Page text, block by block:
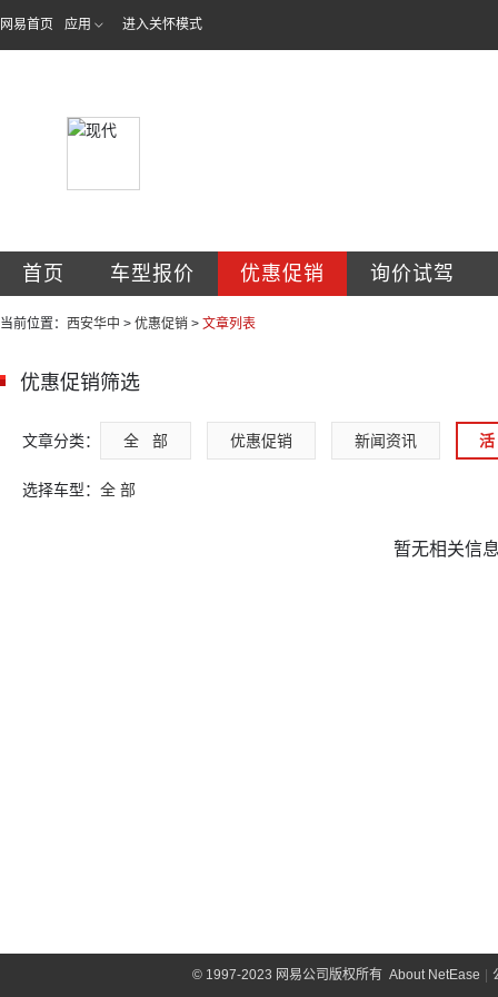
网易首页 应用 进入关怀模式
首页 车型报价 优惠促销 询价试驾
当前位置： 西安华中 > 优惠促销 > 文章列表
优惠促销筛选
文章分类： 全   部 优惠促销 新闻资讯 活
选择车型： 全 部
暂无相关信
©1997-2023 网易公司版权所有 About NetEase